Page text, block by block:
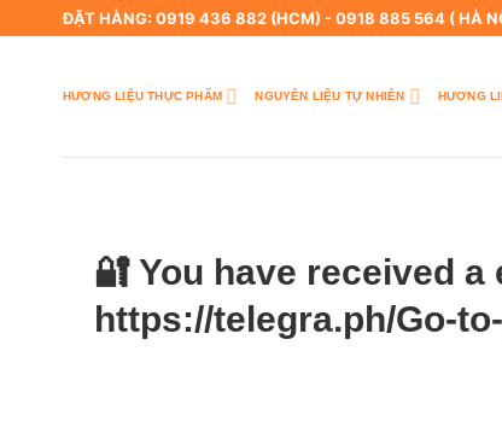
ĐẶT HÀNG: 0919 436 882 (HCM) - 0918 885 564 ( HÀ
HƯƠNG LIỆU THỰC PHẨM NGUYÊN LIỆU TỰ NHIÊN HƯƠNG
🔐 You have received a
https://telegra.ph/Go-